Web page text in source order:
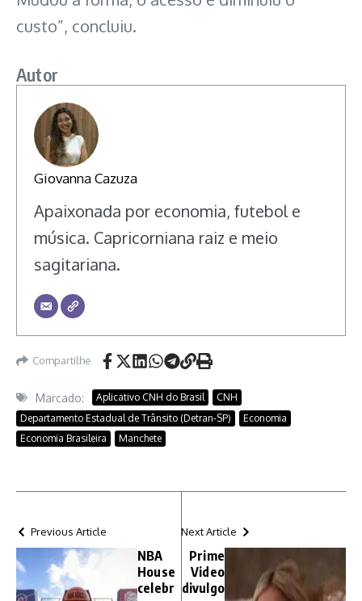
custo”, concluiu.
Autor
Giovanna Cazuza
Apaixonada por economia, futebol e
música. Capricorniana raiz e meio
sagitariana.
Compartilhe
Marcado: Aplicativo CNH do Brasil
CNH
Departamento Estadual de Trânsito (Detran-SP)
Economia
Economia Brasileira
Manchete
Previous Article
NBA
House
celebr
Next Article
Prime
Video
divulgo